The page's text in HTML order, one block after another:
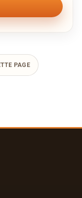
PAGE